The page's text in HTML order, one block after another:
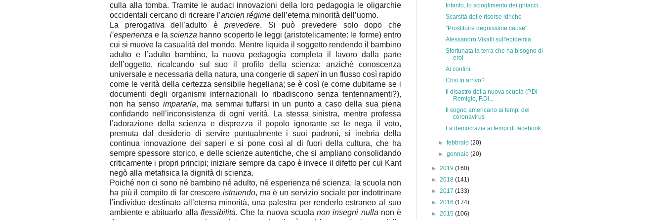
culla alla tomba. Tramite le audaci innovazioni della loro pedagogia le oligarchie
occidentali cercano di ricreare l’ancien régime dell’eterna minorità dell’uomo.
La prerogativa dell’adulto è prevedere. Si può prevedere solo dopo che
l’esperienza e lascienza hanno scoperto le leggi (aristotelicamente: le forme) entro
cui si muove la casualità del mondo. Mentre liquida il soggetto rendendo il bambino
adulto e l’adulto bambino, la nuova pedagogia completa il lavoro dalla parte
dell’oggetto, ricalcando sul suo il profilo della scienza: anziché conoscenza
universale e necessaria della natura, una congerie di saperi in un flusso così rapido
come le verità della certezza sensibile hegeliana; se è così (e come dubitarne se i
documenti degli organismi internazionali lo ribadiscono senza tentennamenti?),
non ha senso impararla, ma semmai tuffarsi in un punto a caso della sua piena
confidando nell’inconsistenza di ogni verità. La stessa sinistra, mentre professa
l’adorazione della scienza e disprezza il popolo ignorante se le nega il voto,
premuta dal desiderio di servire puntualmente i suoi padroni, si inebria della
continua innovazione dei saperi e si pone così al di fuori della cultura, che ha
sempre spessore storico, e delle scienze autentiche, che si ampliano consolidando
criticamente i propri principi; iniziare sempre da capo è invece il difetto per cui Kant
negò alla metafisica la dignità di scienza.
Poiché non ci sono né bambino né adulto, né esperienza né scienza, la scuola non
ha più il compito di far crescere istruendo, ma è un servizio sociale per indottrinare
l’individuo destinato all’eterna minorità, una palestra per renderlo estraneo al suo
ambiente e abituarlo alla flessibilità. Che la nuova scuolanon insegni nulla non è
Intanto, lo scioglimento dei ghiacci...
Scarsità delle risorse idriche
"Prostituire degnissime cause"
Alessandro Visalli sull'epidemia
Sfortunata la terra che ha bisogno di
eroi
Ai confini
Crisi in arrivo?
Il disastro della nuova scuola (P.Di
Remigio, F.Di...
Il sogno americano ai tempi del
coronavirus
La democrazia ai tempi di facebook
►febbraio(20)
►gennaio(20)
► 2019 (160)
► 2018 (141)
► 2017 (133)
► 2016 (174)
► 2015 (106)